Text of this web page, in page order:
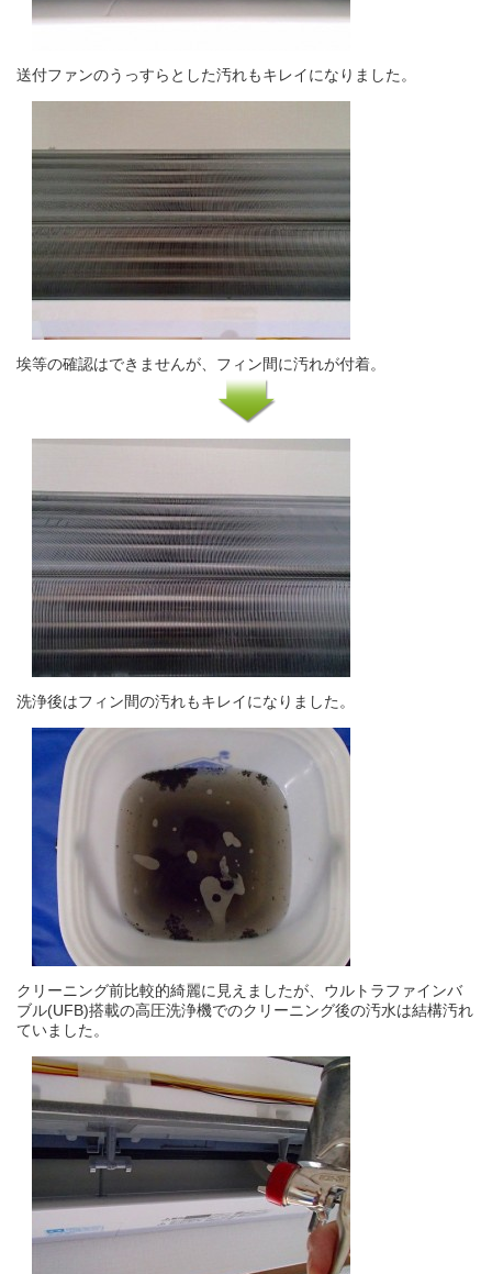
送付ファンのうっすらとした汚れもキレイになりました。
埃等の確認はできませんが、フィン間に汚れが付着。
洗浄後はフィン間の汚れもキレイになりました。
クリーニング前比較的綺麗に見えましたが、ウルトラファインバ
ブル(UFB)搭載の高圧洗浄機でのクリーニング後の汚水は結構汚れ
ていました。